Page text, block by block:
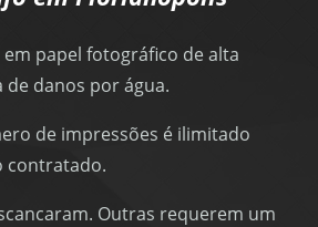
em papel fotográfico de alta
de danos por água.
de impressões é ilimitado
contratado.
Outras requerem um